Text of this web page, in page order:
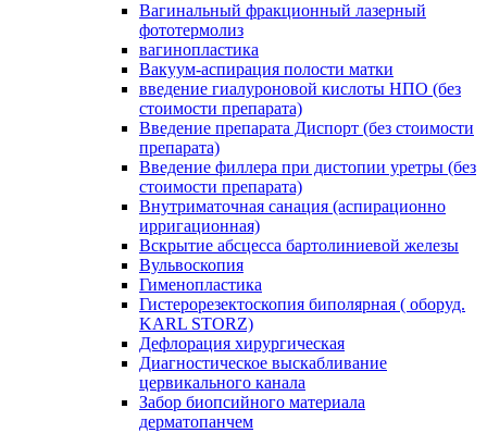
Вагинальный фракционный лазерный
фототермолиз
вагинопластика
Вакуум-аспирация полости матки
введение гиалуроновой кислоты НПО (без
стоимости препарата)
Введение препарата Диспорт (без стоимости
препарата)
Введение филлера при дистопии уретры (без
стоимости препарата)
Внутриматочная санация (аспирационно
ирригационная)
Вскрытие абсцесса бартолиниевой железы
Вульвоскопия
Гименопластика
Гистерорезектоскопия биполярная ( оборуд.
KARL STORZ)
Дефлорация хирургическая
Диагностическое выскабливание
цервикального канала
Забор биопсийного материала
дерматопанчем